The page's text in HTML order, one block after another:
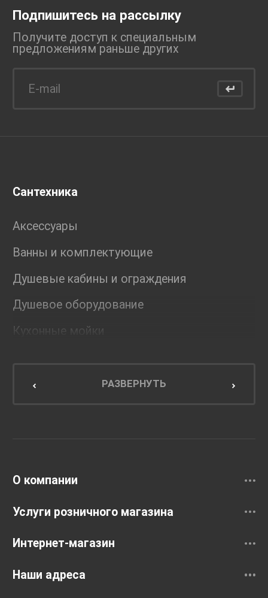
Подпишитесь на рассылку
Получите доступ к специальным
предложениям раньше других
Сантехника
Аксессуары
Ванны и комплектующие
Душевые кабины и ограждения
Душевое оборудование
Кухонные мойки
Мебель для кухниРАЗВЕРНУТЬ
О компании
Услуги розничного магазина
Интернет-магазин
Наши адреса